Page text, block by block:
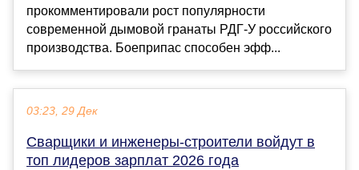
прокомментировали рост популярности
современной дымовой гранаты РДГ-У российского
производства. Боеприпас способен эфф...
03:23, 29 Дек
Сварщики и инженеры-строители войдут в
топ лидеров зарплат 2026 года